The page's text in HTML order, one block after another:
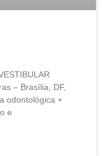
– Brasília, DF,
odontológica +
e